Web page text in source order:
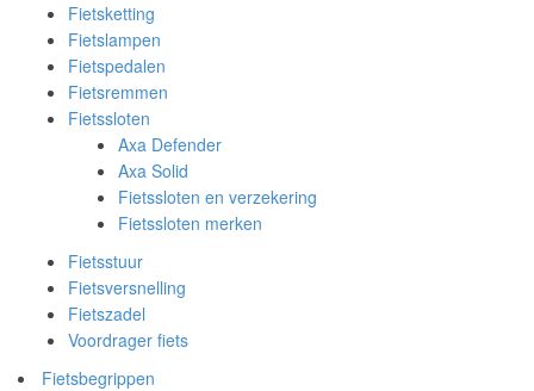
Fietsketting
Fietslampen
Fietspedalen
Fietsremmen
Fietssloten
Axa Defender
Axa Solid
Fietssloten en verzekering
Fietssloten merken
Fietsstuur
Fietsversnelling
Fietszadel
Voordrager fiets
Fietsbegrippen